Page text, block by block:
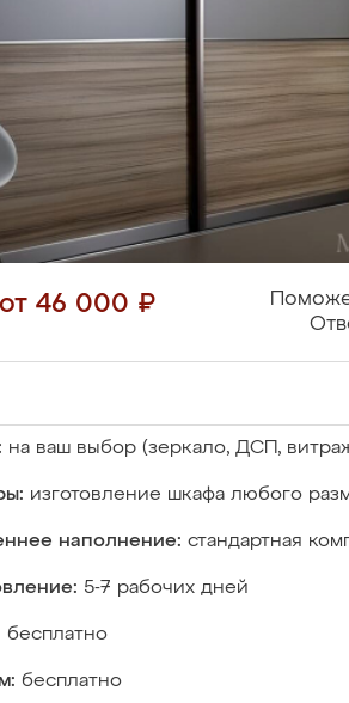
46 000 ₽
на ваш выбор (зеркало, ДСП,
изготовление шкафа любого
наполнение: стандартная
5-7 рабочих дней
бесплатно
бесплатно